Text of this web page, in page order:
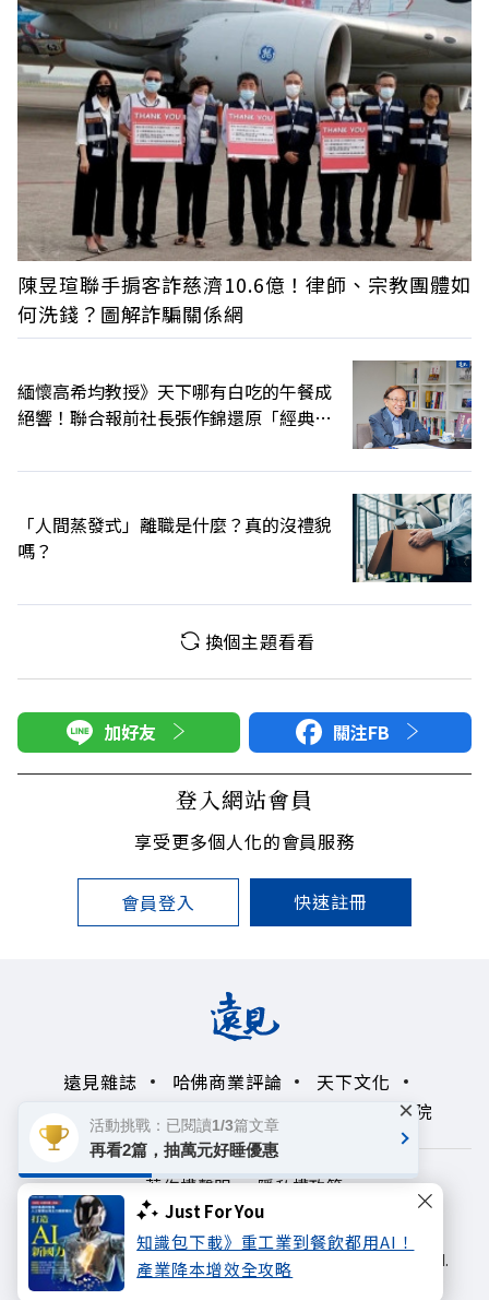
Just For You
知識包下載》重工業到餐飲都用AI！
產業降本增效全攻略
陳昱瑄聯手掮客詐慈濟10.6億！律師、宗教團體如
何洗錢？圖解詐騙關係網
緬懷高希均教授》天下哪有白吃的午餐成
絕響！聯合報前社長張作錦還原「經典名
「人間蒸發式」離職是什麼？真的沒禮貌
嗎？
換個主題看看
加好友 關注FB
登入網站會員
享受更多個人化的會員服務
會員登入 快速註冊
遠見雜誌 哈佛商業評論
天下文化
未來親子學習平台
50+ 領導影響力學院
著作權聲明
隱私權政策
Copyright© 1999~2026
遠見天下文化出版股份有限公司. All rights reserved.
活動挑戰：已閱讀1/3篇文章
再看2篇，抽萬元好睡優惠
×